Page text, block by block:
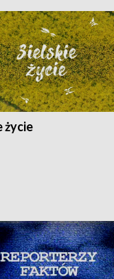
życie